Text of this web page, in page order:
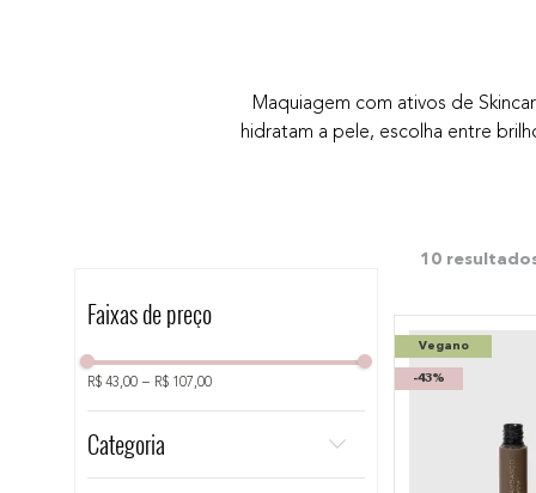
Maquiagem com ativos de
hidratam a pele, escolha entre
Categoria
Faixas de preço
R$ 43,00 – R$ 107,00
10
Vegano
-43%